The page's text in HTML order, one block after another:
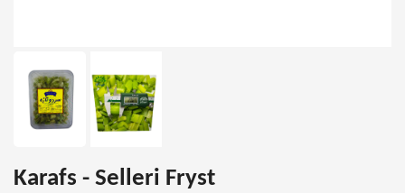
Karafs - Selleri Fryst